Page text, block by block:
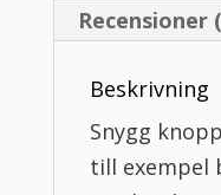
Recensioner
Beskrivning
Snygg
till exempel